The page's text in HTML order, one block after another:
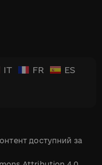
IT FR ES
доступний за